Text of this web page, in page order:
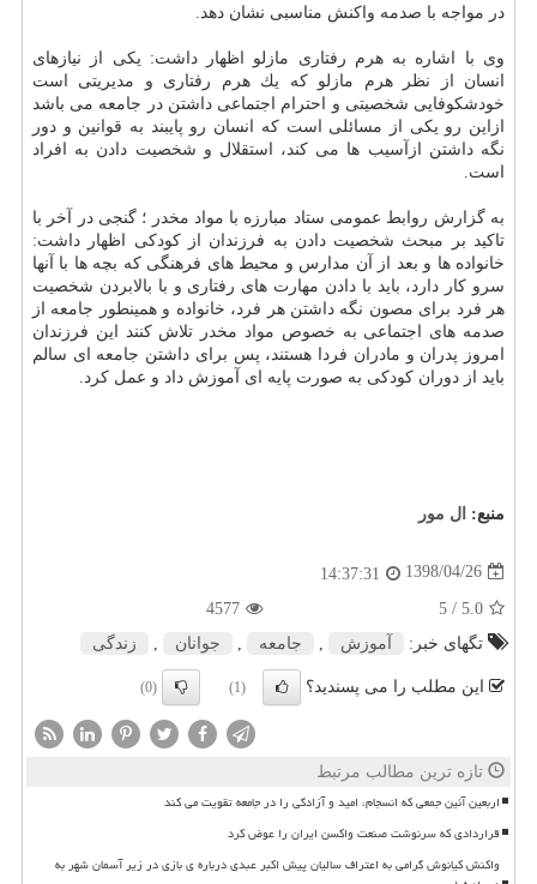
در مواجه با صدمه واكنش مناسبی نشان دهد.
وی با اشاره به هرم رفتاری مازلو اظهار داشت: یكی از نیازهای
انسان از نظر هرم مازلو كه یك هرم رفتاری و مدیریتی است
خودشكوفایی شخصیتی و احترام اجتماعی داشتن در جامعه می باشد
ازاین رو یكی از مسائلی است كه انسان رو پایبند به قوانین و دور
نگه داشتن ازآسیب ها می كند، استقلال و شخصیت دادن به افراد
است.
به گزارش روابط عمومی ستاد مبارزه با مواد مخدر ؛ گنجی در آخر با
تاكید بر مبحث شخصیت دادن به فرزندان از كودكی اظهار داشت:
خانواده ها و بعد از آن مدارس و محیط های فرهنگی كه بچه ها با آنها
سرو كار دارد، باید با دادن مهارت های رفتاری و با بالابردن شخصیت
هر فرد برای مصون نگه داشتن هر فرد، خانواده و همینطور جامعه از
صدمه های اجتماعی به خصوص مواد مخدر تلاش كنند این فرزندان
امروز پدران و مادران فردا هستند، پس برای داشتن جامعه ای سالم
باید از دوران كودكی به صورت پایه ای آموزش داد و عمل كرد.
منبع: ال مور
1398/04/26
14:37:31
5.0
/ 5
4577
تگهای خبر:
آموزش جامعه جوانان زندگی
این مطلب را می پسندید؟ (1)
(0)
تازه ترین مطالب مرتبط
اربعین آئین جمعی که انسجام، امید و آزادگی را در جامعه تقویت می کند
قراردادی که سرنوشت صنعت واکسن ایران را عوض کرد
واکنش کیانوش گرامی به اعتراف سالیان پیش اکبر عبدی درباره ی بازی در زیر آسمان شهر به